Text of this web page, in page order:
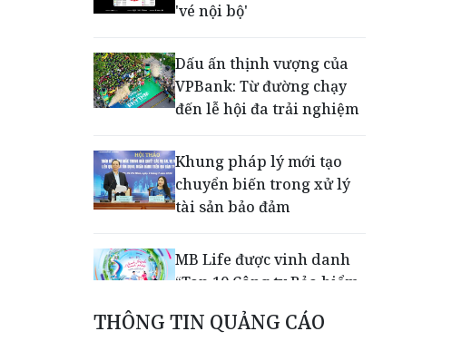
'vé nội bộ'
Dấu ấn thịnh vượng của
VPBank: Từ đường chạy
đến lễ hội đa trải nghiệm
Khung pháp lý mới tạo
chuyển biến trong xử lý
tài sản bảo đảm
MB Life được vinh danh
“Top 10 Công ty Bảo hiểm
THÔNG TIN QUẢNG CÁO